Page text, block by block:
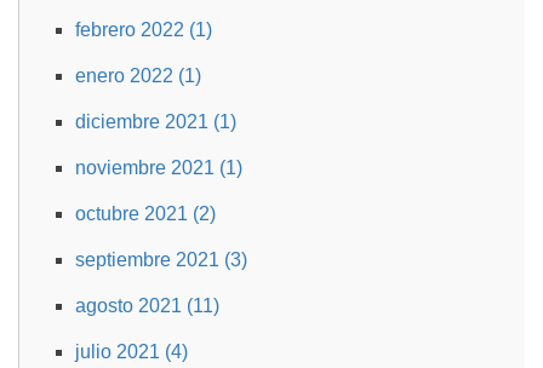
febrero 2022 (1)
enero 2022 (1)
diciembre 2021 (1)
noviembre 2021 (1)
octubre 2021 (2)
septiembre 2021 (3)
agosto 2021 (11)
julio 2021 (4)